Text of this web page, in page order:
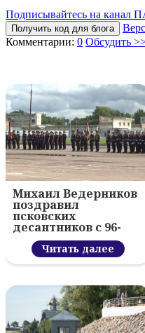
Подписывайтесь на канал
Получить код для блога
Комментарии: 0 Обсудить
Михаил Ведерников
поздравил
псковских
десантников с 96-
летием ВДВ и
вручил награды
Читать далее